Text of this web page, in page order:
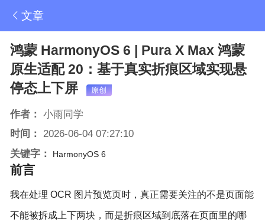
文章
鸿蒙 HarmonyOS 6 | Pura X Max 鸿蒙
原生适配 20：基于真实折痕区域实现悬
停态上下屏
原创
作者： 小雨同学
时间： 2026-06-04 07:27:10
关键字：
HarmonyOS 6
前言
我在处理 OCR 图片预览页时，真正需要关注的不是页面能
不能被拆成上下两块，而是折痕区域到底落在页面里的哪